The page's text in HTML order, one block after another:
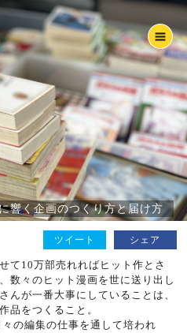
響く企画のつくり方と届け方
ツイート シェア
て10万部売れればヒット作とさ
数々のヒット漫画を世に送り出し
んが一番大事にしていることは、
品をつくること。
の編集の仕事を通して培われ